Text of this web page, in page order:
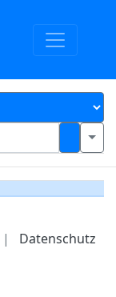
| Datenschutz